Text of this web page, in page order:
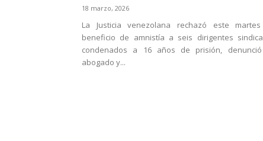
18 marzo, 2026
La Justicia venezolana rechazó este
beneficio de amnistía a seis dirigentes
condenados a 16 años de prisión,
abogado y...